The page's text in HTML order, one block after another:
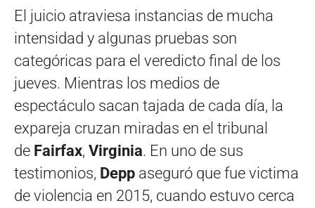
El juicio atraviesa instancias de mucha
intensidad y algunas pruebas son
categóricas para el veredicto final de los
jueves. Mientras los medios de
espectáculo sacan tajada de cada día, la
expareja cruzan miradas en el tribunal
de Fairfax, Virginia. En uno de sus
testimonios, Depp aseguró que fue victima
de violencia en 2015, cuando estuvo cerca